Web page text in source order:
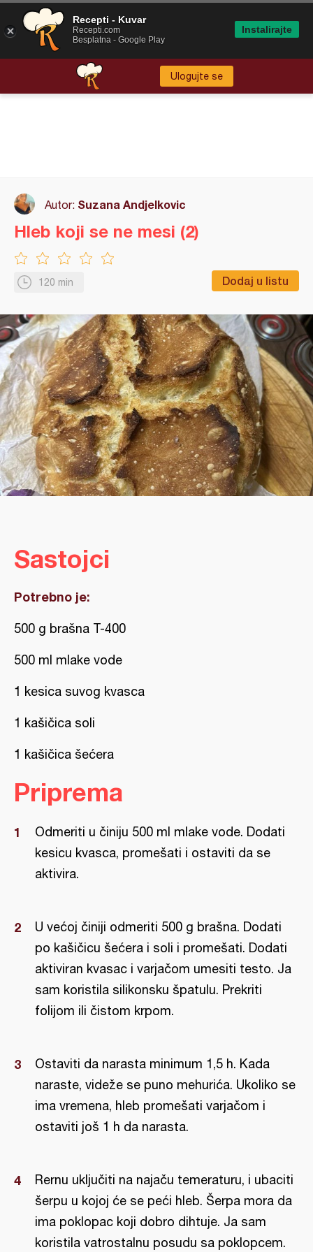
Ulogujte se
Autor: Suzana Andjelkovic
120 min Dodaj u listu
Hleb koji se ne mesi (2)
Sastojci
Potrebno je:
500 g brašna T-400
500 ml mlake vode
1 kesica suvog kvasca
1 kašičica soli
1 kašičica šećera
Priprema
Odmeriti u činiju 500 ml mlake vode. Dodati
kesicu kvasca, promešati i ostaviti da se
aktivira.
U većoj činiji odmeriti 500 g brašna. Dodati
po kašičicu šećera i soli i promešati. Dodati
aktiviran kvasac i varjačom umesiti testo. Ja
sam koristila silikonsku špatulu. Prekriti
folijom ili čistom krpom.
Ostaviti da narasta minimum 1,5 h. Kada
naraste, videže se puno mehurića. Ukoliko se
ima vremena, hleb promešati varjačom i
ostaviti još 1 h da narasta.
Rernu uključiti na najaču temeraturu, i ubaciti
šerpu u kojoj će se peći hleb. Šerpa mora da
ima poklopac koji dobro dihtuje. Ja sam
koristila vatrostalnu posudu sa poklopcem.
Recepti - Kuvar
Recepti.com
Besplatna - Google Play
Instalirajte